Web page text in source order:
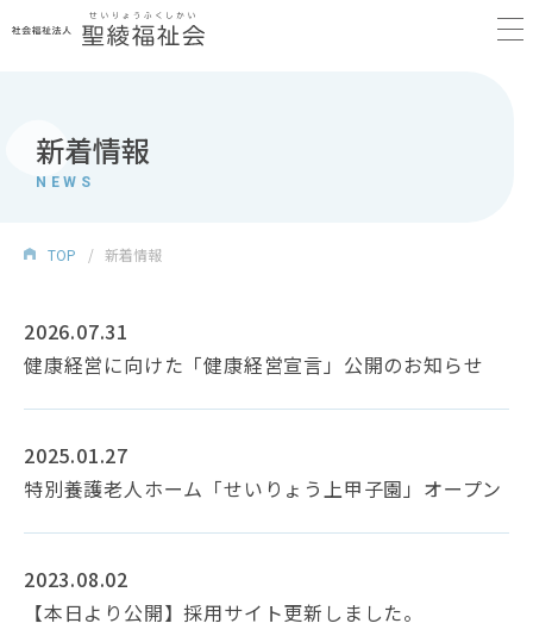
新着情報
NEWS
TOP 新着情報
2026.07.31
健康経営に向けた「健康経営宣言」公開のお知らせ
2025.01.27
特別養護老人ホーム「せいりょう上甲子園」オープン
2023.08.02
【本日より公開】採用サイト更新しました。